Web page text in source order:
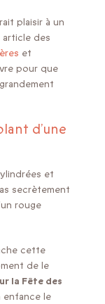
plaisir à un
article des
et
pour que
d’une
et
secrètement
rouge
cette
de le
la Fête des
le